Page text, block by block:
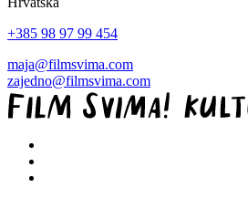
+385 98 97 99 454
maja@filmsvima.com
zajedno@filmsvima.com